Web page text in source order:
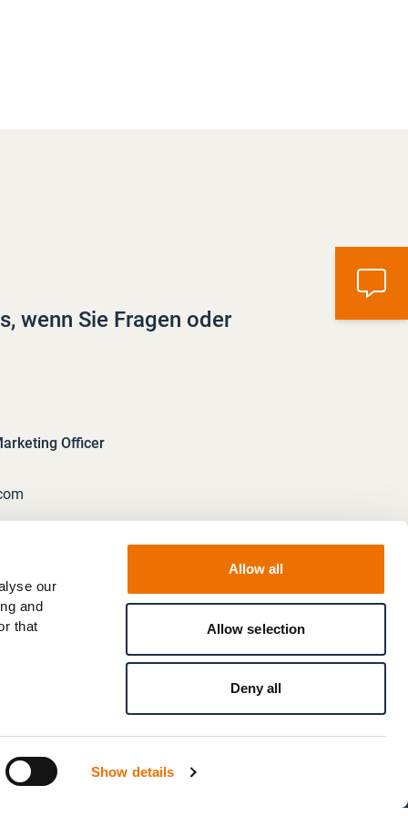
our
and
that
Show details
Allow all
Allow selection
Deny all
wenn Sie Fragen oder
Officer